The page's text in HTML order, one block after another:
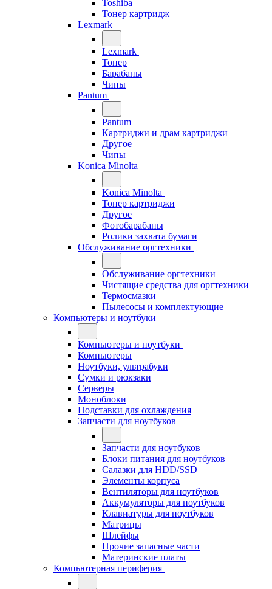
Toshiba
Тонер картридж
Lexmark
Lexmark
Тонер
Барабаны
Чипы
Pantum
Pantum
Картриджи и драм картриджи
Другое
Чипы
Konica Minolta
Konica Minolta
Тонер картриджи
Другое
Фотобарабаны
Ролики захвата бумаги
Обслуживание оргтехники
Обслуживание оргтехники
Чистящие средства для оргтехники
Термосмазки
Пылесосы и комплектующие
Компьютеры и ноутбуки
Компьютеры и ноутбуки
Компьютеры
Ноутбуки, ультрабуки
Сумки и рюкзаки
Серверы
Моноблоки
Подставки для охлаждения
Запчасти для ноутбуков
Запчасти для ноутбуков
Блоки питания для ноутбуков
Салазки для HDD/SSD
Элементы корпуса
Вентиляторы для ноутбуков
Аккумуляторы для ноутбуков
Клавиатуры для ноутбуков
Матрицы
Шлейфы
Прочие запасные части
Материнские платы
Компьютерная периферия